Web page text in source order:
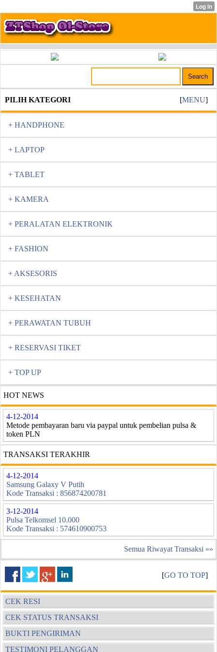
PILIH KATEGORI [MENU]
+ HANDPHONE
+ LAPTOP
+ TABLET
+ KAMERA
+ PERALATAN ELEKTRONIK
+ FASHION
+ AKSESORIS
+ KESEHATAN
+ PERAWATAN TUBUH
+ RESERVASI TIKET
+ TOP UP
HOT NEWS
4-12-2014
Metode pembayaran baru via paypal untuk pembelian pulsa &
token PLN
TRANSAKSI TERAKHIR
4-12-2014
Samsung Galaxy V Putih
Kode Transaksi : 856874200781
3-12-2014
Pulsa Telkomsel 10.000
Kode Transaksi : 574610900753
Semua Riwayat Transaksi »»
[GO TO TOP]
CEK RESI
CEK STATUS TRANSAKSI
BUKTI PENGIRIMAN
TESTIMONI PELANGGAN